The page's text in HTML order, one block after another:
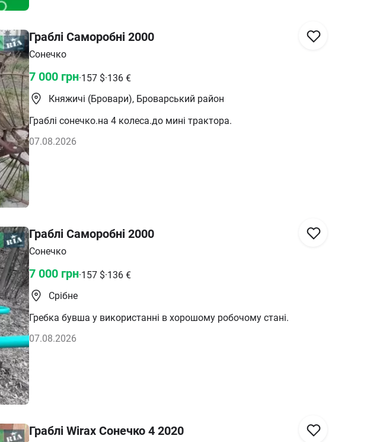
Граблі Саморобні 2000
Сонечко
7 000 грн·157 $·136 €
Княжичі (Бровари), Броварський район
Граблі сонечко.на 4 колеса.до мині трактора.
07.08.2026
Граблі Саморобні 2000
Сонечко
7 000 грн·157 $·136 €
Срібне
Гребка бувша у використанні в хорошому робочому стані.
07.08.2026
Граблі Wirax Сонечко 4 2020